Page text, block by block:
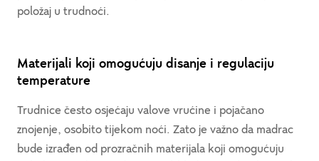
položaj u trudnoći.
Materijali koji omogućuju disanje i regulaciju
temperature
Trudnice često osjećaju valove vrućine i pojačano
znojenje, osobito tijekom noći. Zato je važno da madrac
bude izrađen od prozračnih materijala koji omogućuju